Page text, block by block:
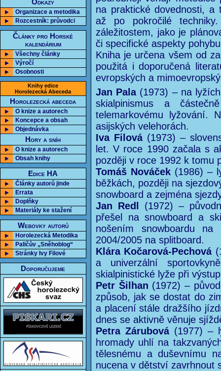
Odkazy
Organizace a metodika
Rozcestník: průvodci
Články pro Horské
kalendárium
Všechny články
Výročí
Osobnosti
Knihy edice
Horolezecká Abeceda
Horolezecká abeceda
O knize a autorech
Koncepce a obsah
Objednávka
Hory a sníh
O knize a autorech
Obsah knihy
Edice HA
Články autorů jinde
Errata
Doplňky
Materiály ke stažení
Webovky autorů
Horolezecká Metodika
Paličův „Sněhoblog“
Stránky Ivy Filové
Doporučujeme
na praktické dovednosti, a
až po pokročilé
záležitostem, jako je
či specifické aspekty
Kniha je určena všem od
použitá i doporučená
evropských a
Jan Pala(1973) – na
skialpinismus a
telemarkovému lyžování.
asijských velehorách.
Iva Filová(1973) –
let. V roce 1990 začala s
později v roce 1992 k tomu
Tomáš Nováček(1986) –
běžkách, později na
snowboard a zejména
Jan Redl
(1972) –
přešel na snowboard a
nošením snowboardu
2004/2005 na splitboard.
Klára Kočarová-Pechová
a univerzální
skialpinistické lyže při
Petr Šilhan (1972) –
způsob, jak se dostat do
a placení stále dražšího
dnes se aktivně věnuje
Petra Zárubová(1977) –
hromady uhlí na
tělesnému a duševnímu
nucena v dětství zavrhnout